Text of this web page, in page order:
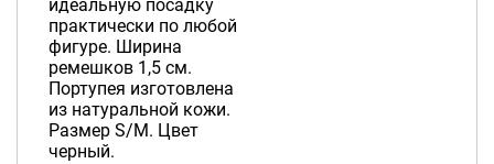
идеальную посадку
практически по любой
фигуре. Ширина
ремешков 1,5 см.
Портупея изготовлена
из натуральной кожи.
Размер S/M. Цвет
черный.